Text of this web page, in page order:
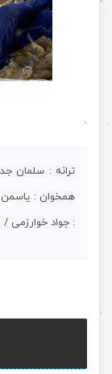
.
ترانه : سلمان
همخوان :
: جواد خوارزمی